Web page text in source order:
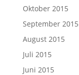
Oktober 2015
September 2015
August 2015
Juli 2015
Juni 2015